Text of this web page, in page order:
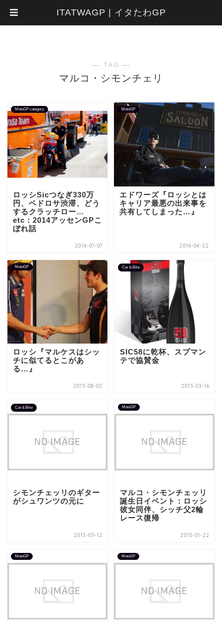
― TAG ―
マルコ・シモンチェリ
MotoGP category
ロッシSicつなぎ330万
円、ペドロサ渋滞、どう
するクラッチロー…
etc：2014アッセンGPこ
ぼれ話
2014-07-07
MotoGP
エドワーズ『ロッシとは
キャリア最悪の出来事を
共有してしまった…』
2014-04-22
MotoGP
ロッシ『マルケスはシッ
チに似てるとこがあ
る…』
2013-08-02
Car＆Bike
SIC58に乾杯、スプマン
テで協賛金
2013-03-16
Car＆Bike
シモンチェッリのギター
がシュワンツの元に
2013-03-12
MotoGP
マルコ・シモンチェッリ
誕生日イベント：ロッシ
彼女同伴、シッチ父2輪
レース復帰
2013-01-22
MotoGP MotoGP
ITATWAGP | イタたわGP